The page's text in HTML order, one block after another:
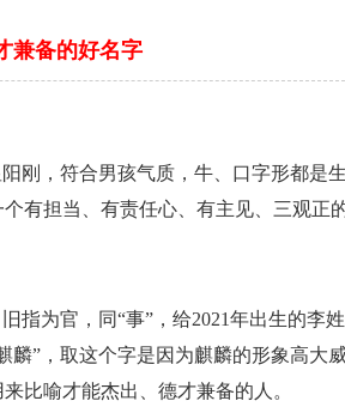
兼备的好名字
刚，符合男孩气质，牛、口字形都
有担当、有责任心、有主见、三观
指为官，同“事”，给2021年出生的
麟”，取这个字是因为麒麟的形象高
比喻才能杰出、德才兼备的人。